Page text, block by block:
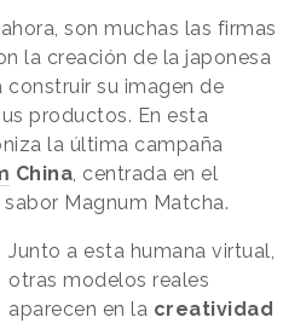
son muchas las firmas
la creación de la japonesa
construir su imagen de
productos. En esta
la última campaña
China, centrada en el
Magnum Matcha.
Junto a esta humana virtual,
otras modelos reales
aparecen en la creatividad